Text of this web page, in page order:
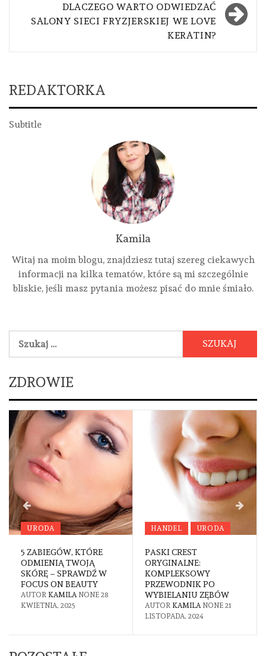
DLACZEGO WARTO ODWIEDZAĆ
SALONY SIECI FRYZJERSKIEJ WE LOVE
KERATIN?
REDAKTORKA
Subtitle
Kamila
Witaj na moim blogu, znajdziesz tutaj szereg ciekawych
informacji na kilka tematów, które są mi szczególnie
bliskie, jeśli masz pytania możesz pisać do mnie śmiało.
ZDROWIE
URODA
5 ZABIEGÓW, KTÓRE
ODMIENIĄ TWOJĄ
SKÓRĘ – SPRAWDŹ W
FOCUS ON BEAUTY
AUTOR KAMILA NONE 28
KWIETNIA, 2025
HANDEL URODA
PASKI CREST
ORYGINALNE:
KOMPLEKSOWY
PRZEWODNIK PO
WYBIELANIU ZĘBÓW
AUTOR KAMILA NONE 21
LISTOPADA, 2024